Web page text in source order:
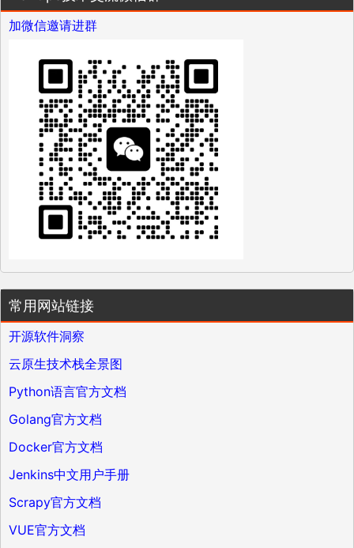
加微信邀请进群
常用网站链接
开源软件洞察
云原生技术栈全景图
Python语言官方文档
Golang官方文档
Docker官方文档
Jenkins中文用户手册
Scrapy官方文档
VUE官方文档